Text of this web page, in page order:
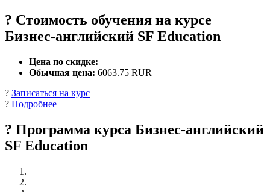
? Стоимость обучения на курсе
Бизнес-английский SF Education
Цена по скидке:
Обычная цена: 6063.75 RUR
? Записаться на курс
? Подробнее
? Программа курса Бизнес-английский
SF Education